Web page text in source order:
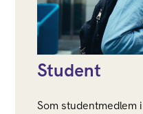
Student
Som studentmedlem